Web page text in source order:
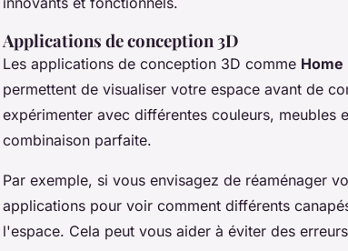
Applications de conception 3D
Les applications de conception 3D comme Home
permettent de visualiser votre espace avant de
expérimenter avec différentes couleurs, meubles
combinaison parfaite.
Par exemple, si vous envisagez de réaménager
applications pour voir comment différents
l'espace. Cela peut vous aider à éviter des